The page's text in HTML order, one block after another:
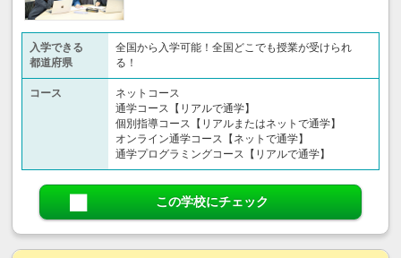
入学できる
都道府県
全国から入学可能！全国どこでも授業が受けられ
る！
コース
ネットコース
通学コース【リアルで通学】
個別指導コース【リアルまたはネットで通学】
オンライン通学コース【ネットで通学】
通学プログラミングコース【リアルで通学】
この学校にチェック